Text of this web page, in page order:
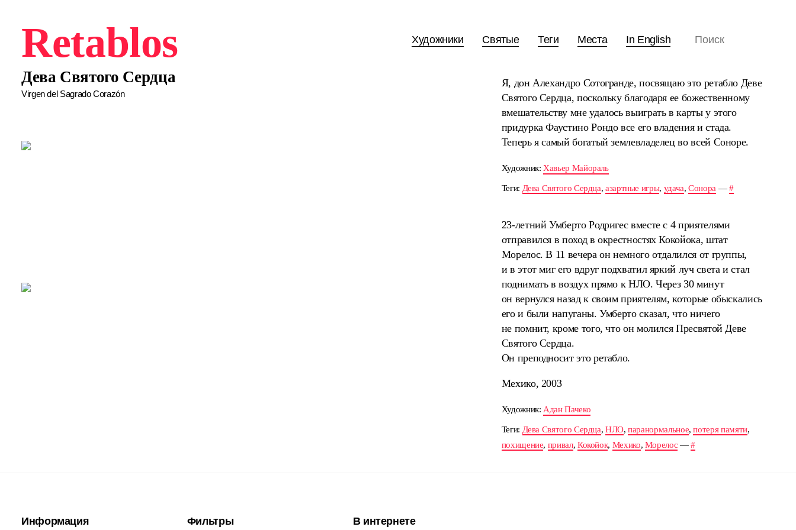
Retablos Художники Святые Теги Места In English
Дева Святого Сердца
Virgen del Sagrado Corazón
Я, дон Алехандро Сотогранде, посвящаю это ретабло Деве
Святого Сердца, поскольку благодаря ее божественному
вмешательству мне удалось выиграть в карты у этого
придурка Фаустино Рондо все его владения и стада.
Теперь я самый богатый землевладелец во всей Соноре.
Художник: Хавьер Майораль
Теги: Дева Святого Сердца,азартные игры, удача,Сонора —#
23-летний Умберто Родригес вместе с 4 приятелями
отправился в поход в окрестностях Кокойока, штат
Морелос. В 11 вечера он немного отдалился от группы,
и в этот миг его вдруг подхватил яркий луч света и стал
поднимать в воздух прямо к НЛО. Через 30 минут
он вернулся назад к своим приятелям, которые обыскались
его и были напуганы. Умберто сказал, что ничего
не помнит, кроме того, что он молился Пресвятой Деве
Святого Сердца.
Он преподносит это ретабло.
Мехико, 2003
Художник: Адан Пачеко
Теги: Дева Святого Сердца,НЛО,паранормальное,потеря памяти,
похищение, привал, Кокойок, Мехико, Морелос —#
Информация Фильтры В интернете